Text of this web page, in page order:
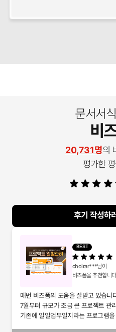
문서서
비
20,731명의
평가한
후기 작성하
BEST
choirar***님이
비즈폼을 추천합니
매번 비즈폼의 도움을 잘받고 있습니
7월부터 규모가 조금 큰 프로젝트 관
기존에 일일업무일지라는 프로그램